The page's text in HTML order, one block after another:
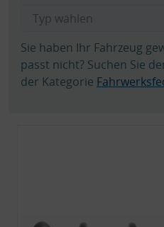
Sie haben Ihr Fahrzeug
passt nicht? Suchen Sie
der Kategorie